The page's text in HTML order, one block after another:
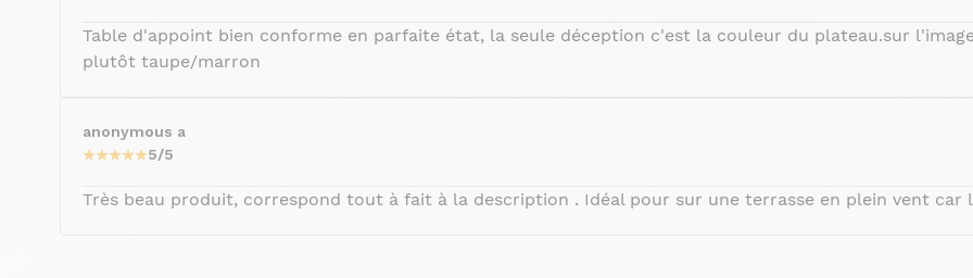
Table d'appoint bien conforme en parfaite état, la seule déception c'est la couleur du plateau.sur
plutôt taupe/marron
anonymous a
5/5
Très beau produit, correspond tout à fait à la description . Idéal pour sur une terrasse en plein vent car